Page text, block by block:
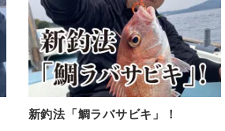
新釣法「鯛ラバサビキ」！